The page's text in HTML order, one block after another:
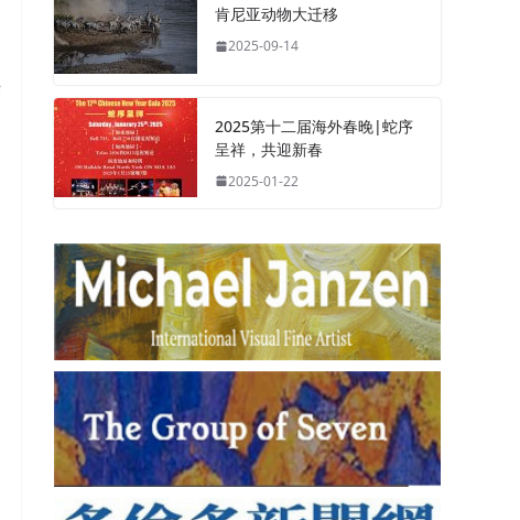
肯尼亚动物大迁移
2025-09-14
2025第十二届海外春晚|蛇序
呈祥，共迎新春
2025-01-22